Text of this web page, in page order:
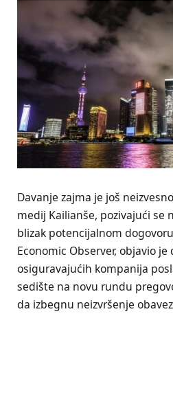
Davanje zajma je još
medij Kailianše, pozivajući se
blizak potencijalnom
Economic Observer, objavio je
osiguravajućih kompanija
sedište na novu rundu
da izbegnu neizvršenje